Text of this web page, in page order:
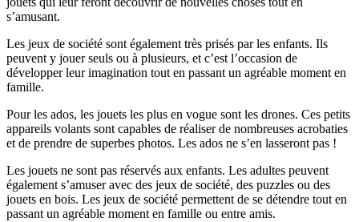
s’amusant.
Les jeux de société sont également très prisés par les enfants. Ils
peuvent y jouer seuls ou à plusieurs, et c’est l’occasion de
développer leur imagination tout en passant un agréable moment en
famille.
Pour les ados, les jouets les plus en vogue sont les drones. Ces petits
appareils volants sont capables de réaliser de nombreuses acrobaties
et de prendre de superbes photos. Les ados ne s’en lasseront pas !
Les jouets ne sont pas réservés aux enfants. Les adultes peuvent
également s’amuser avec des jeux de société, des puzzles ou des
jouets en bois. Les jeux de société permettent de se détendre tout en
passant un agréable moment en famille ou entre amis.